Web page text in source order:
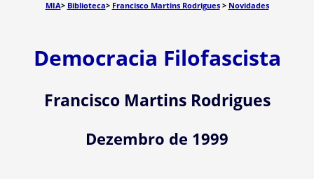
MIA> Biblioteca> Francisco Martins Rodrigues> Novidades
Democracia Filofascista
Francisco Martins Rodrigues
Dezembro de 1999